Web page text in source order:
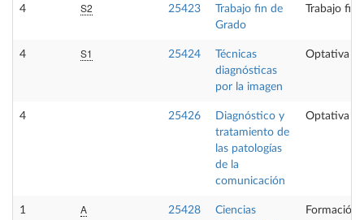
4 S2 25423
Trabajo fin de
Grado
Trabajo fin
4 S1 25424
Técnicas
diagnósticas
por la imagen
Optativa
4 25426
Diagnóstico y
tratamiento de
las patologías
de la
comunicación
Optativa
1 A 25428
Ciencias
Formación